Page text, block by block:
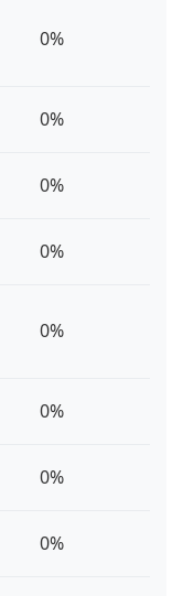
0%
0%
0%
0%
0%
0%
0%
0%